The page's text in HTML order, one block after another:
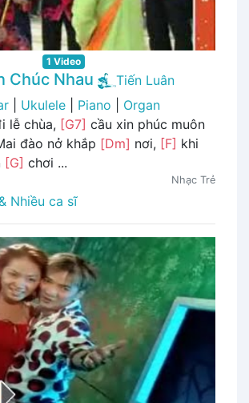
1 Video
Chúc Nhau
Tiến Luân
Ukulele Piano
Organ
lễ chùa, [G7] cầu xin phúc muôn
đào nở khắp [Dm] nơi, [F] khi
[G] chơi ...
Nhạc Trẻ
Nhiều ca sĩ